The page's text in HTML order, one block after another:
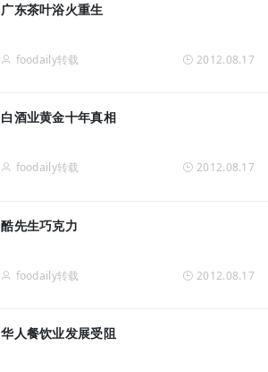
广东茶叶浴火重生
foodaily转载 2012.08.17
白酒业黄金十年真相
foodaily转载 2012.08.17
酷先生巧克力
foodaily转载 2012.08.17
华人餐饮业发展受阻